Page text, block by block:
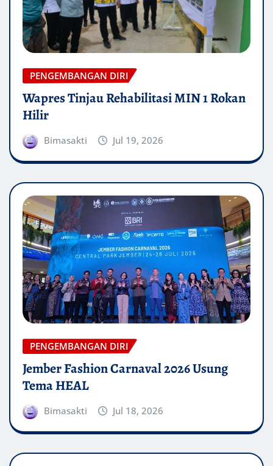
PENGEMBANGAN DIRI
Wapres Tinjau Rehabilitasi MIN 1 Rokan
Hilir
Bimasakti Jul 19, 2026
PENGEMBANGAN DIRI
Jember Fashion Carnaval 2026 Usung
Tema HEAL
Bimasakti Jul 18, 2026